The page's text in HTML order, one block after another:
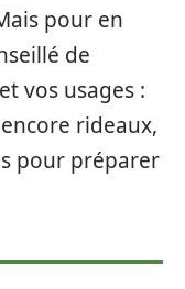
pour en
de
vos usages :
rideaux,
pour préparer